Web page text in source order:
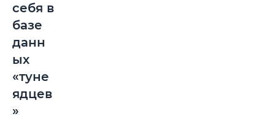
себя в
базе
данн
ых
«туне
ядцев
»